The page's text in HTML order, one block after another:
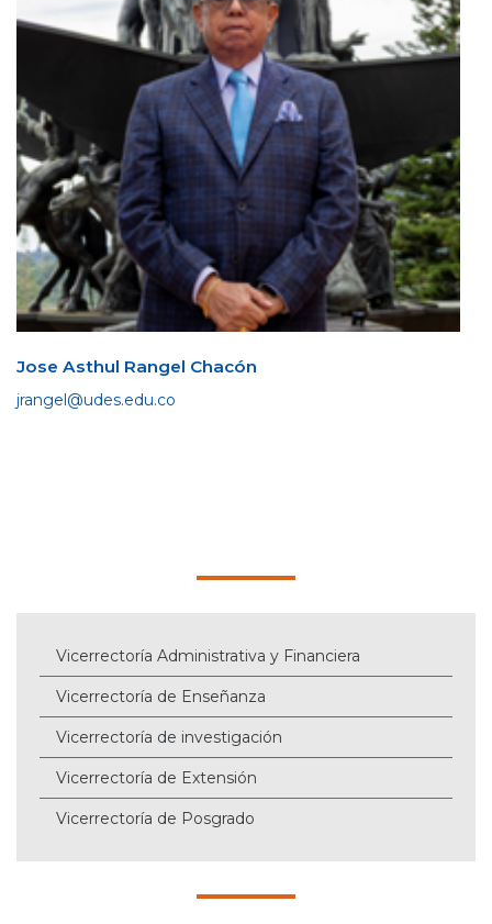
Jose Asthul Rangel Chacón
Vicerrectoría Administrativa y Financiera
Vicerrectoría de Enseñanza
Vicerrectoría de investigación
Vicerrectoría de Extensión
Vicerrectoría de Posgrado